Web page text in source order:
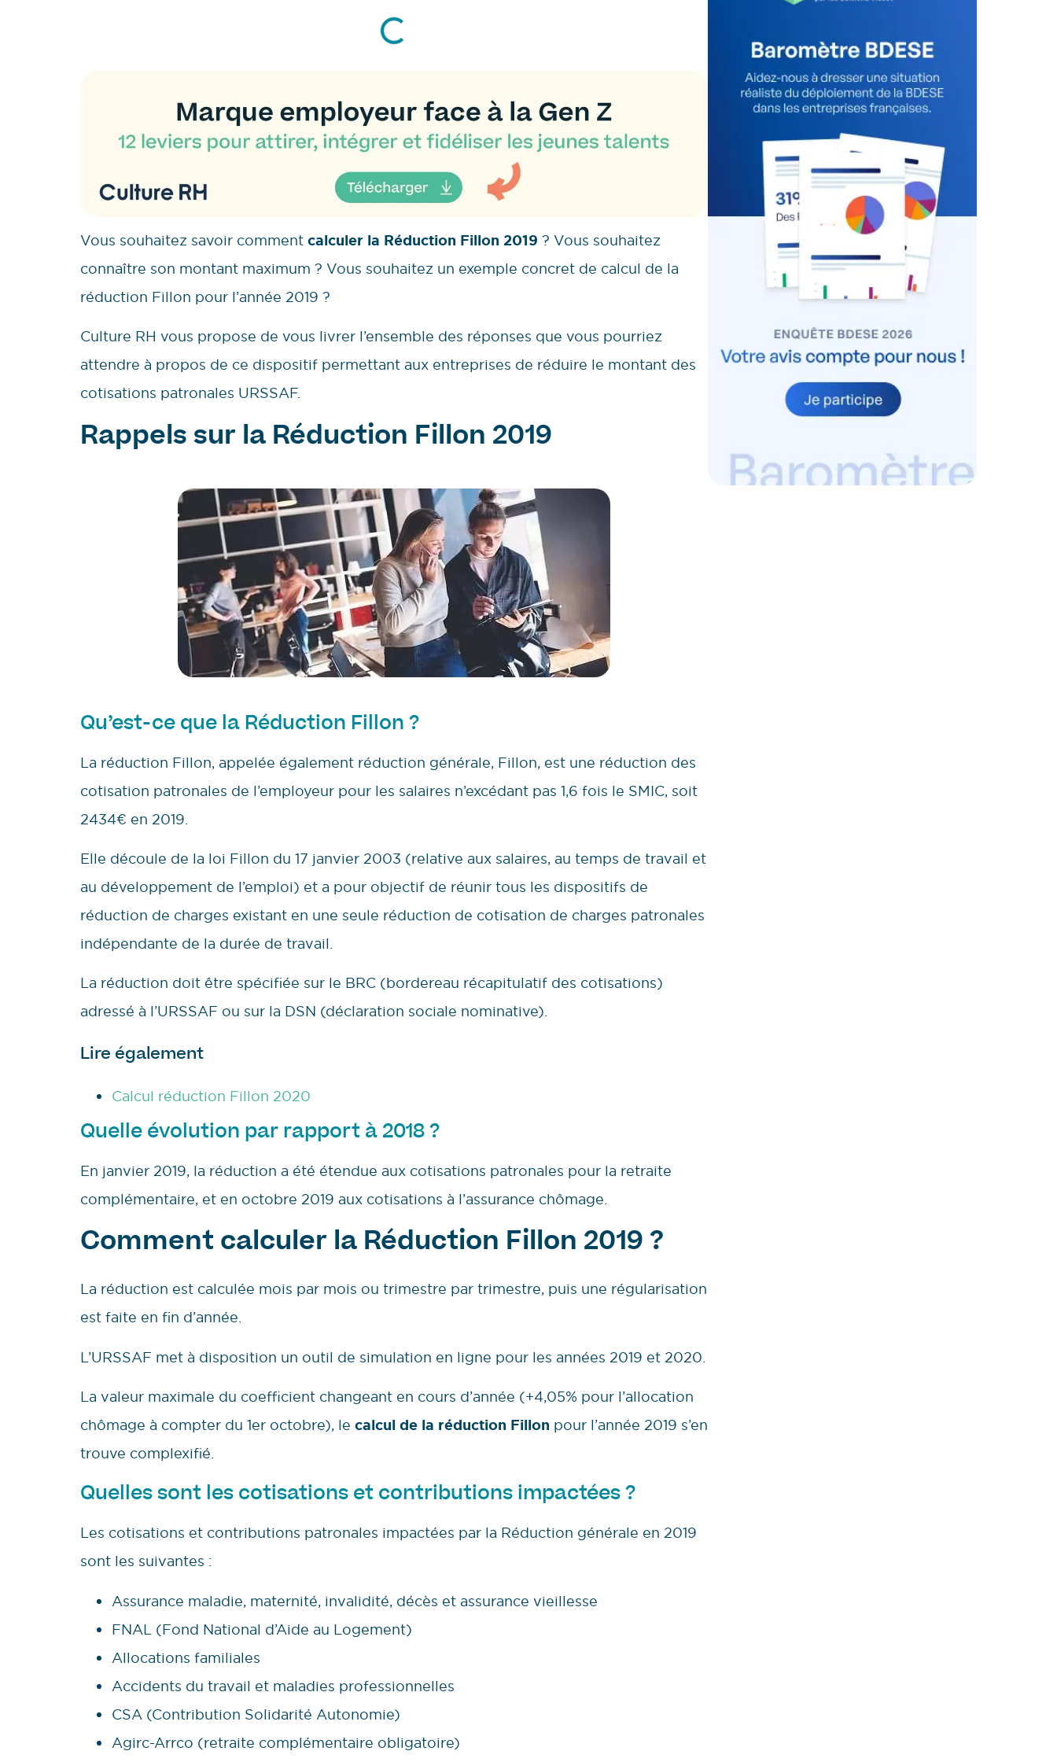
Vous souhaitez savoir comment calculer la Réduction Fillon 2019 ? Vous souhaitez
connaître son montant maximum ? Vous souhaitez un exemple concret de calcul de la
réduction Fillon pour l’année 2019 ?
Culture RH vous propose de vous livrer l’ensemble des réponses que vous pourriez
attendre à propos de ce dispositif permettant aux entreprises de réduire le montant des
cotisations patronales URSSAF.
Rappels sur la Réduction Fillon 2019
Qu’est-ce que la Réduction Fillon ?
La réduction Fillon, appelée également réduction générale, Fillon, est une réduction des
cotisation patronales de l’employeur pour les salaires n’excédant pas 1,6 fois le SMIC, soit
2434€ en 2019.
Elle découle de la loi Fillon du 17 janvier 2003 (relative aux salaires, au temps de travail et
au développement de l’emploi) et a pour objectif de réunir tous les dispositifs de
réduction de charges existant en une seule réduction de cotisation de charges patronales
indépendante de la durée de travail.
La réduction doit être spécifiée sur le BRC (bordereau récapitulatif des cotisations)
adressé à l’URSSAF ou sur la DSN (déclaration sociale nominative).
Lire également
Calcul réduction Fillon 2020
Quelle évolution par rapport à 2018 ?
En janvier 2019, la réduction a été étendue aux cotisations patronales pour la retraite
complémentaire, et en octobre 2019 aux cotisations à l’assurance chômage.
Comment calculer la Réduction Fillon 2019 ?
La réduction est calculée mois par mois ou trimestre par trimestre, puis une régularisation
est faite en fin d’année.
L’URSSAF met à disposition un outil de simulation en ligne pour les années 2019 et 2020.
La valeur maximale du coefficient changeant en cours d’année (+4,05% pour l’allocation
chômage à compter du 1er octobre), le calcul de la réduction Fillon pour l’année 2019 s’en
trouve complexifié.
Quelles sont les cotisations et contributions impactées ?
Les cotisations et contributions patronales impactées par la Réduction générale en 2019
sont les suivantes :
Assurance maladie, maternité, invalidité, décès et assurance vieillesse
FNAL (Fond National d’Aide au Logement)
Allocations familiales
Accidents du travail et maladies professionnelles
CSA (Contribution Solidarité Autonomie)
Agirc-Arrco (retraite complémentaire obligatoire)